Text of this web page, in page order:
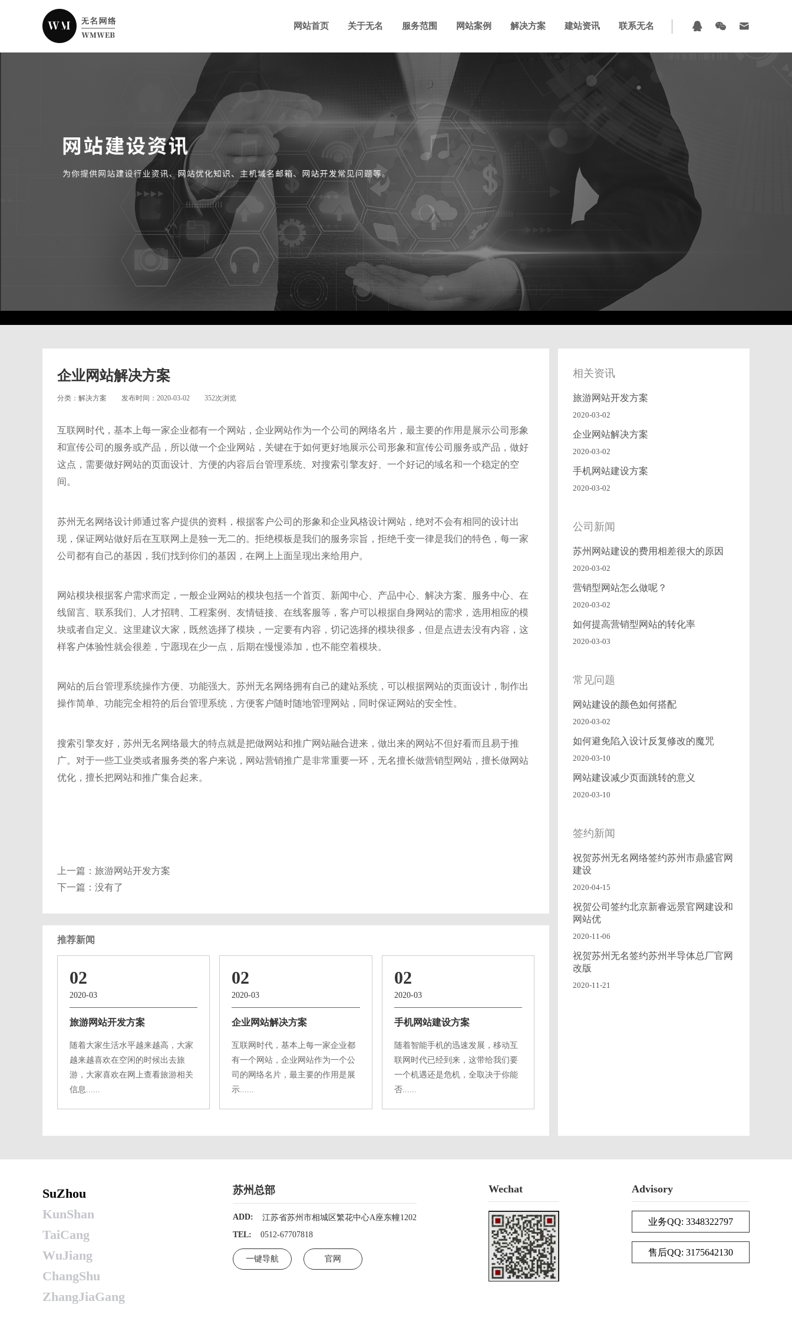
网站首页 关于无名 服务范围 网站案例 解决方案 建站资讯 联系无名   
企业网站解决方案
分类：解决方案 发布时间：2020-03-02 352次浏览
互联网时代，基本上每一家企业都有一个网站， 企业网站作为一个公司的网络名片，最主要的作用是展示公司形象
和宣传公司的服务或产品，所以做一个企业网站，关键在于如何更好地展示公司形象和宣传公司服务或产品，做好
这点，需要做好网站的页面设计、方便的内容后台管理系统、对搜索引擎友好、一个好记的域名和一个稳定的空
间。
苏州无名网络设计师通过客户提供的资料，根据客户公司的形象和企业风格设计网站，绝对不会有相同的设计出
现，保证网站做好后在互联网上是独一无二的。 拒绝模板是我们的服务宗旨，拒绝千变一律是我们的特色，每一家
公司都有自己的基因，我们找到你们的基因，在网上上面呈现出来给用户。
网站模块根据客户需求而定，一般企业网站的模块包括一个首页、新闻中心、产品中心、解决方案、服务中心、在
线留言、联系我们、人才招聘、工程案例、友情链接、在线客服等，客户可以根据自身网站的需求，选用相应的模
块或者自定义。 这里建议大家，既然选择了模块，一定要有内容，切记选择的模块很多，但是点进去没有内容，这
样客户体验性就会很差，宁愿现在少一点，后期在慢慢添加，也不能空着模块。
网站的后台管理系统操作方便、功能强大。 苏州无名 网络拥有自己的建站系统，可以根据网站的页面设计，制作出
操作简单、功能完全相符的后台管理系统，方便客户随时随地管理网站，同时保证网站的安全性。
搜索引擎友好， 苏州无名 网络最大的特点就是把做网站和推广网站融合进来，做出来的网站不但好看而且易于推
广。 对于一些工业类或者服务类的客户来说，网站营销推广是非常重要一环，无名擅长做营销型网站，擅长做网站
优化，擅长把网站和推广集合起来。
上一篇： 旅游网站开发方案
下一篇：没有了
推荐新闻
02
2020-03
旅游网站开发方案
随着大家生活水平越来越高，大家
越来越喜欢在空闲的时候出去旅
游，大家喜欢在网上查看旅游相关
信息......
02
2020-03
企业网站解决方案
互联网时代，基本上每一家企业都
有一个网站，企业网站作为一个公
司的网络名片，最主要的作用是展
示......
02
2020-03
手机网站建设方案
随着智能手机的迅速发展，移动互
联网时代已经到来，这带给我们要
一个机遇还是危机，全取决于你能
否......
相关资讯
旅游网站开发方案
2020-03-02
企业网站解决方案
2020-03-02
手机网站建设方案
2020-03-02
公司新闻
苏州网站建设的费用相差很大的原因
2020-03-02
营销型网站怎么做呢？
2020-03-02
如何提高营销型网站的转化率
2020-03-03
常见问题
网站建设的颜色如何搭配
2020-03-02
如何避免陷入设计反复修改的魔咒
2020-03-10
网站建设减少页面跳转的意义
2020-03-10
签约新闻
祝贺苏州无名网络签约苏州市鼎盛官网
建设
2020-04-15
祝贺公司签约北京新睿远景官网建设和
网站优
2020-11-06
祝贺苏州无名签约苏州半导体总厂官网
改版
2020-11-21
SuZhou
KunShan
TaiCang
WuJiang
ChangShu
ZhangJiaGang
苏州总部
ADD:
江苏省苏州市相城区繁花中心A座东幢1202
TEL:
0512-67707818
一键导航 官网
Wechat Advisory
业务QQ: 3348322797
售后QQ: 3175642130